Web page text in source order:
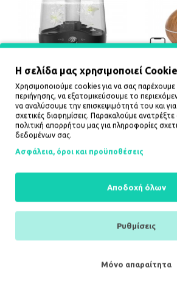
Deerma Υπερηχητικός
Υγραντήρας F327W (Μαύρο)
34,00€
ΚΑΛΆΘΙ
Smart
Η σελίδα μας χρησιμοποιεί
Χρησιμοποιούμε cookies για να σας παρέχουμε
περιήγησης, να εξατομικεύσουμε το
να αναλύσουμε την επισκεψιμότητά του και
σχετικές διαφημίσεις. Παρακαλούμε
πολιτική απορρήτου μας για πληροφορίες
δεδομένων σας.
Ασφάλεια, όροι και προϋποθέσεις
Αποδοχή όλων
Ρυθμίσεις
Μόνο απαραίτητα